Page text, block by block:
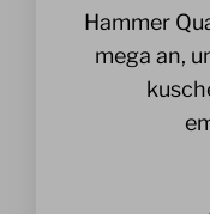
Hammer
mega an,